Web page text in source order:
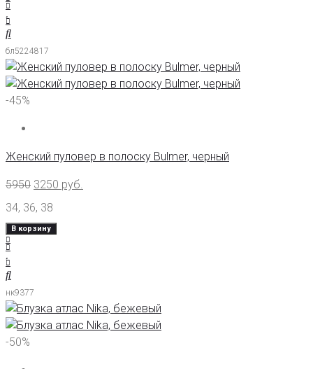
бл5224817
-45%
Женский пуловер в полоску Bulmer, черный
5950 3250 руб.
34, 36, 38
В корзину
нк9377
-50%